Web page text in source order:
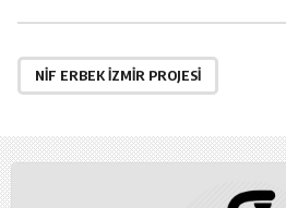
t
P
i
n
NIF ERBEK İZMIR PROJESI